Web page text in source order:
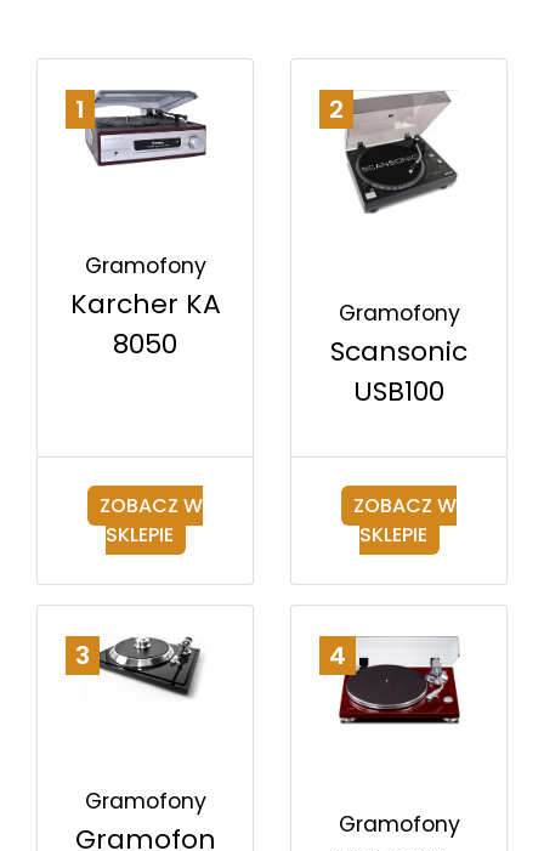
1
Gramofony
Karcher KA
8050
ZOBACZ W
SKLEPIE
2
Gramofony
Scansonic
USB100
ZOBACZ W
SKLEPIE
3
Gramofony
Gramofon
4
Gramofony